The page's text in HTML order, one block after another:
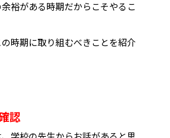
裕がある時期だからこそやるこ
時期に取り組むべきことを紹介
認